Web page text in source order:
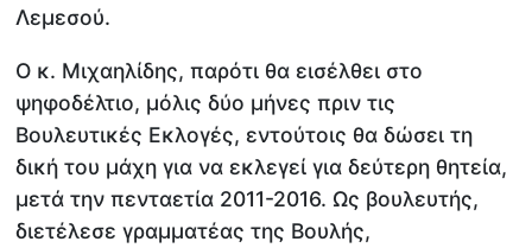
Λεμεσού.
Ο κ. Μιχαηλίδης, παρότι θα εισέλθει στο
ψηφοδέλτιο, μόλις δύο μήνες πριν τις
Βουλευτικές Εκλογές, εντούτοις θα δώσει τη
δική του μάχη για να εκλεγεί για δεύτερη θητεία,
μετά την πενταετία 2011-2016. Ως βουλευτής,
διετέλεσε γραμματέας της Βουλής,